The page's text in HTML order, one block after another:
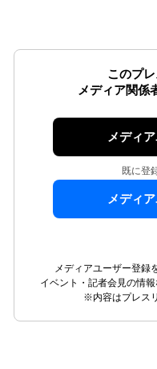
このプレ
メディア関係
メディ
既に登
メディ
メディアユーザー登録
イベント・記者会見の情
※内容はプレス